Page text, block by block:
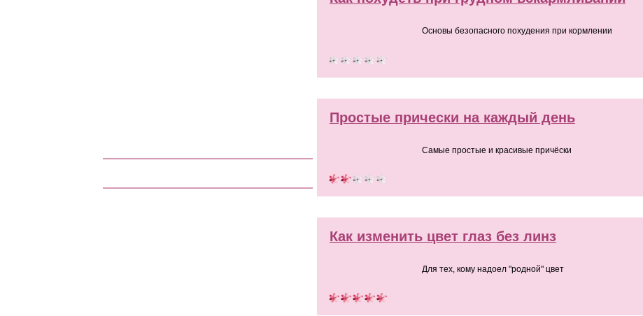
Основы безопасного похудения при кормлении
Простые прически на каждый день
Самые простые и красивые причёски
Как изменить цвет глаз без линз
Для тех, кому надоел "родной" цвет